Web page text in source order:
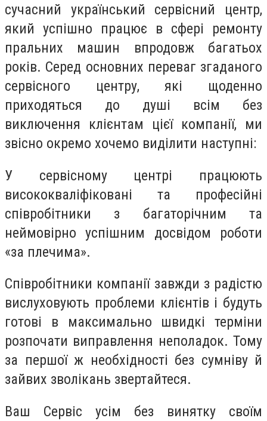
сучасний український сервісний центр,
який успішно працює в сфері ремонту
пральних машин впродовж багатьох
років. Серед основних переваг згаданого
сервісного центру, які щоденно
приходяться до душі всім без
виключення клієнтам цієї компанії, ми
звісно окремо хочемо виділити наступні:
У сервісному центрі працюють
висококваліфіковані та професійні
співробітники з багаторічним та
неймовірно успішним досвідом роботи
«за плечима».
Співробітники компанії завжди з радістю
вислуховують проблеми клієнтів і будуть
готові в максимально швидкі терміни
розпочати виправлення неполадок. Тому
за першої ж необхідності без сумніву й
зайвих зволікань звертайтеся.
Ваш Сервіс усім без винятку своїм